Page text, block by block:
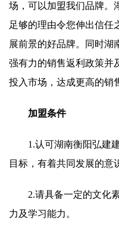
场，可以加盟我们品牌。
足够的理由令您伸出信任
展前景的好品牌。同时湖
强有力的销售返利政策并
投入市场，达成更高的销
加盟条件
1.认可湖南衡阳弘建
目标，有着共同发展的意
2.请具备一定的文化
力及学习能力。